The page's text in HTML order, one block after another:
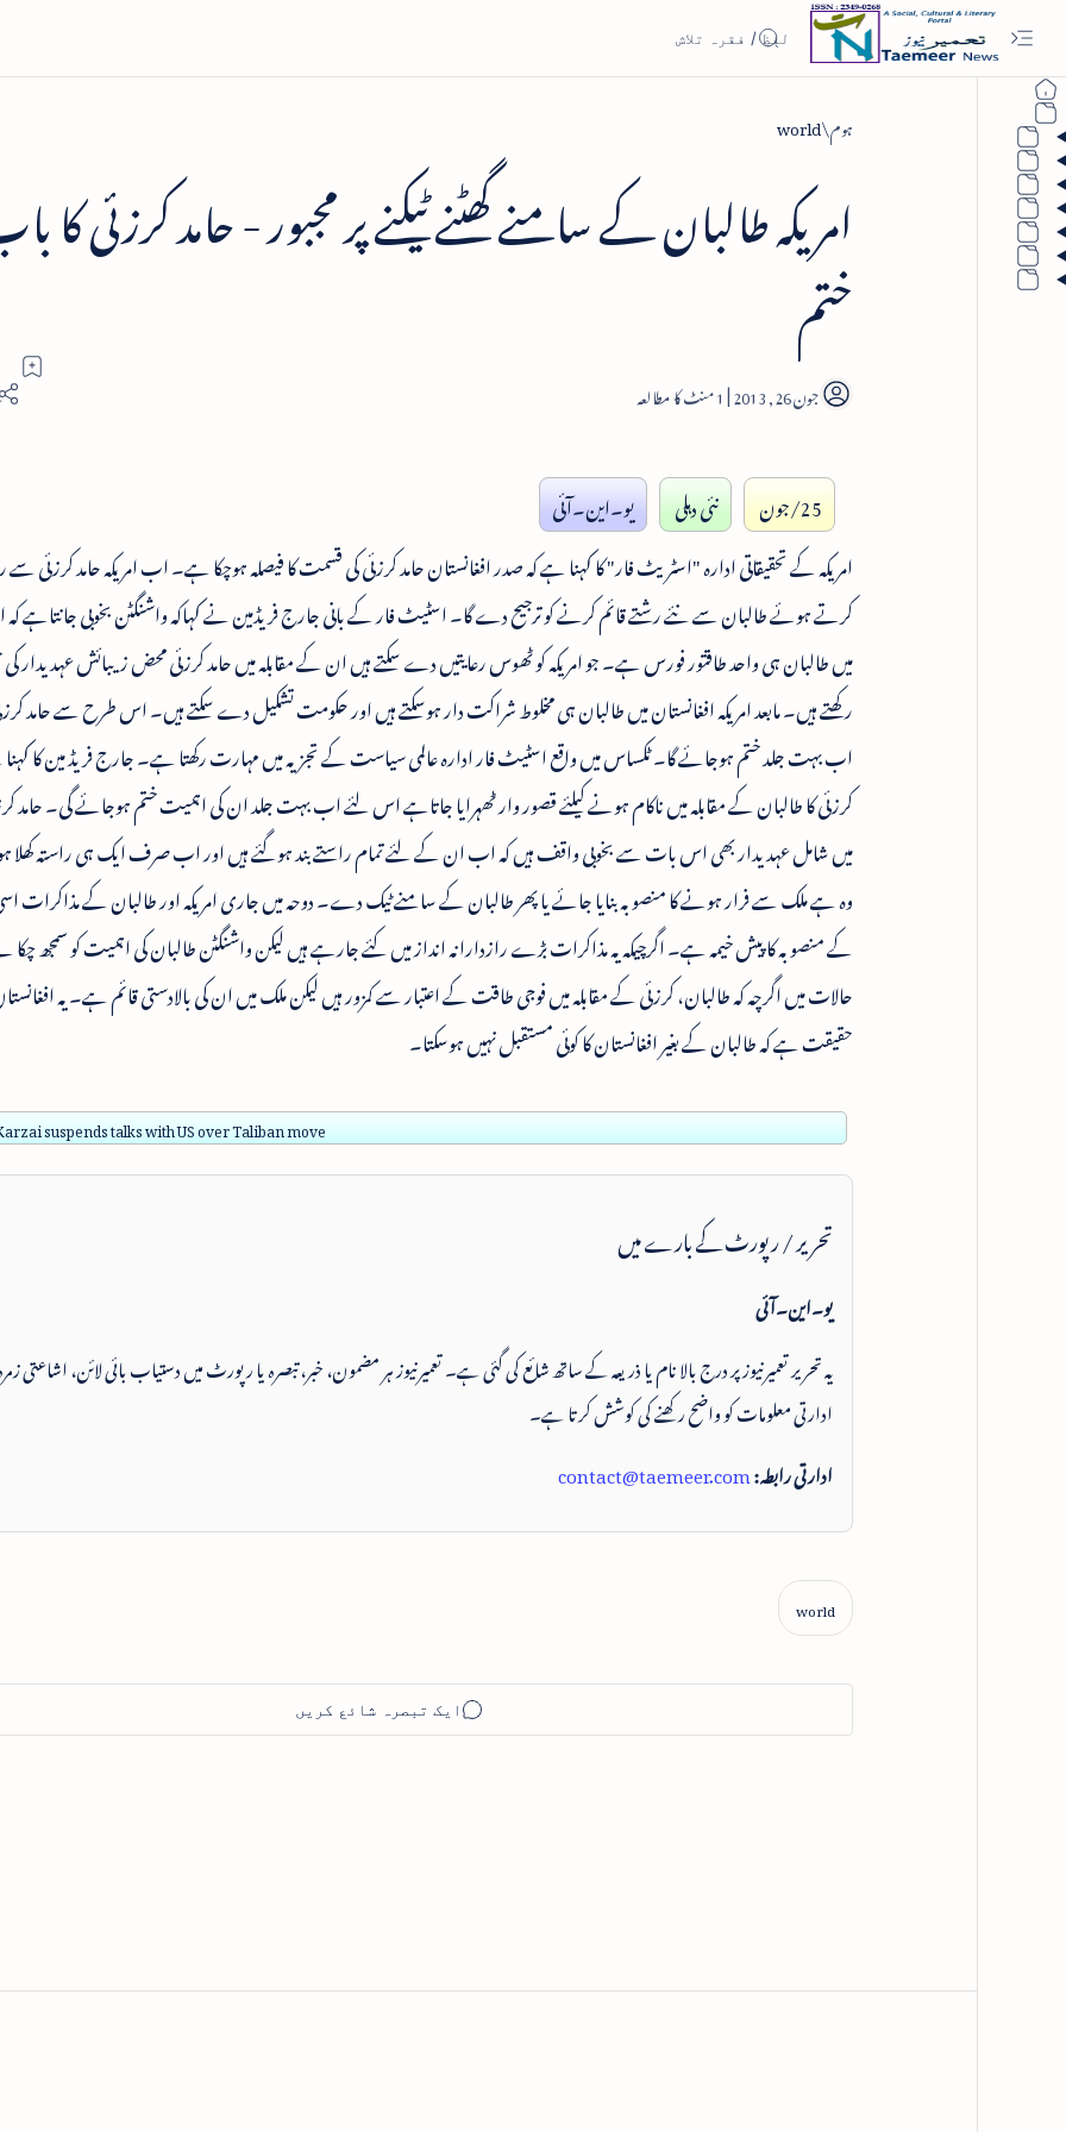
ہوم world
امریکہ طالبان کے سامنے گھٹنے ٹیکنے پر مجبور - حامد کرزئی کا
ختم
1
25/جون نئی دہلی
یو۔این۔آئی
امریکہ کے تحقیقاتی ادارہ "اسٹریٹ فار" کا کہنا ہے کہ صدر افغانستان حامد کرزئی کی قسمت کا فیصلہ ہوچکا ہے۔ اب امریکہ حامد کرزئی سے
کرتے ہوئے طالبان سے نئے رشتے قائم کرنے کو ترجیح دے گا۔ اسٹیٹ فار کے بانی جارج فریڈمین نے کہاکہ واشنگٹن بخوبی جانتاہے کہ
میں طالبان ہی واحد طاقتور فورس ہے۔ جو امریکہ کو ٹھوس رعایتیں دے سکتے ہیں ان کے مقابلہ میں حامد کرزئی محض زیبائش عہدیدار
رکھتے ہیں۔ مابعد امریکہ افغانستان میں طالبان ہی مخلوط شراکت دار ہوسکتے ہیں اور حکومت تشکیل دے سکتے ہیں۔ اس طرح سے حامد
اب بہت جلد ختم ہوجائے گا۔ ٹکساس میں واقع اسٹیٹ فار ادارہ عالمی سیاست کے تجزیہ میں مہارت رکھتا ہے۔ جارج فریڈ مین کا
کرزئی کا طالبان کے مقابلہ میں ناکام ہونے کیلئے قصور وار ٹھہرایا جاتاہے اس لئے اب بہت جلد ان کی اہمیت ختم ہوجائے گی۔
میں شامل عہدیدار بھی اس بات سے بخوبی واقف ہیں کہ اب ان کے لئے تمام راستے بند ہوگئے ہیں اور اب صرف ایک ہی راستہ کھلا
وہ ہے ملک سے فرار ہونے کا منصوبہ بنایا جائے یا پھر طالبان کے سامنے ٹیک دے۔ دوحہ میں جاری امریکہ اور طالبان کے مذاکرات
کے منصوبہ کا پیش خیمہ ہے۔ اگرچیکہ یہ مذاکرات بڑے رازدارانہ انداز میں کئے جارہے ہیں لیکن واشنگٹن طالبان کی اہمیت کو سمجھ
حالات میں اگرچہ کہ طالبان، کرزئی کے مقابلہ میں فوجی طاقت کے اعتبار سے کمزور ہیں لیکن ملک میں ان کی بالادستی قائم ہے۔ یہ
حقیقت ہے کہ طالبان کے بغیر افغانستان کا کوئی مستقبل نہیں ہوسکتا۔
suspends talks with US over Taliban move
تحریر / رپورٹ کے بارے میں
یو۔این۔آئی
یہ تحریر تعمیرنیوز پر درج بالا نام یا ذریعہ کے ساتھ شائع کی گئی ہے۔ تعمیرنیوز ہر مضمون، خبر، تبصرہ یا رپورٹ میں دستیاب بائی لائن، اشاعتی
ادارتی معلومات کو واضح رکھنے کی کوشش کرتا ہے۔
ادارتی رابطہ:contact@taemeer.com